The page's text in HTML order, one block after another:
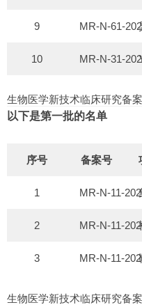
9 MR-N-61-
10 MR-N-31-
生物医学新技术临床研究备
以下是第一批的名单
序号 备案号
1 MR-N-11-
2 MR-N-11-
3 MR-N-11-
生物医学新技术临床研究备